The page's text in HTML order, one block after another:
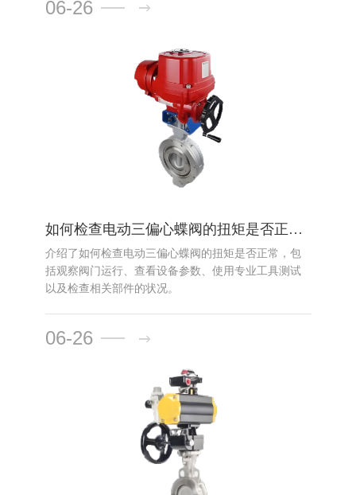
06-26
如何检查电动三偏心蝶阀的扭矩是否正常？
介绍了如何检查电动三偏心蝶阀的扭矩是否正常，包
括观察阀门运行、查看设备参数、使用专业工具测试
以及检查相关部件的状况。
06-26